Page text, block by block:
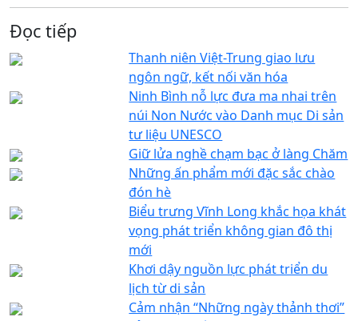
Đọc tiếp
Thanh niên Việt-Trung giao lưu
ngôn ngữ, kết nối văn hóa
Ninh Bình nỗ lực đưa ma nhai trên
núi Non Nước vào Danh mục Di sản
tư liệu UNESCO
Giữ lửa nghề chạm bạc ở làng Chăm
Những ấn phẩm mới đặc sắc chào
đón hè
Biểu trưng Vĩnh Long khắc họa khát
vọng phát triển không gian đô thị
mới
Khơi dậy nguồn lực phát triển du
lịch từ di sản
Cảm nhận “Những ngày thảnh thơi”